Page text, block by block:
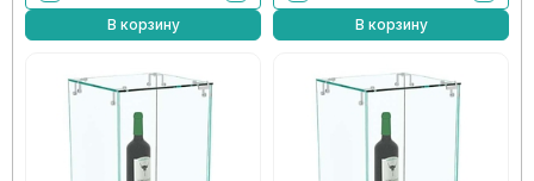
В корзину
В корзину